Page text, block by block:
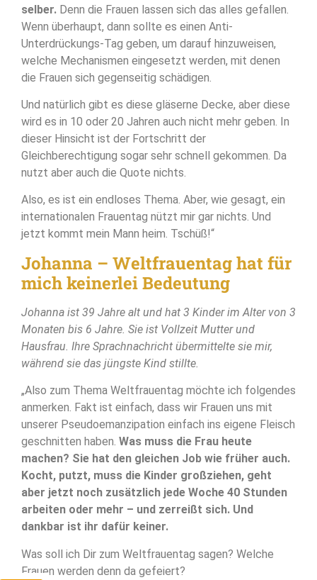
selber. Denn die Frauen lassen sich das alles gefallen.
Wenn überhaupt, dann sollte es einen Anti-
Unterdrückungs-Tag geben, um darauf hinzuweisen,
welche Mechanismen eingesetzt werden, mit denen
die Frauen sich gegenseitig schädigen.
Und natürlich gibt es diese gläserne Decke, aber diese
wird es in 10 oder 20 Jahren auch nicht mehr geben. In
dieser Hinsicht ist der Fortschritt der
Gleichberechtigung sogar sehr schnell gekommen. Da
nutzt aber auch die Quote nichts.
Also, es ist ein endloses Thema. Aber, wie gesagt, ein
internationalen Frauentag nützt mir gar nichts. Und
jetzt kommt mein Mann heim. Tschüß!“
Johanna – Weltfrauentag hat für
mich keinerlei Bedeutung
Johanna ist 39 Jahre alt und hat 3 Kinder im Alter von 3
Monaten bis 6 Jahre. Sie ist Vollzeit Mutter und
Hausfrau. Ihre Sprachnachricht übermittelte sie mir,
während sie das jüngste Kind stillte.
„Also zum Thema Weltfrauentag möchte ich folgendes
anmerken. Fakt ist einfach, dass wir Frauen uns mit
unserer Pseudoemanzipation einfach ins eigene Fleisch
geschnitten haben. Was muss die Frau heute
machen? Sie hat den gleichen Job wie früher auch.
Kocht, putzt, muss die Kinder großziehen, geht
aber jetzt noch zusätzlich jede Woche 40 Stunden
arbeiten oder mehr – und zerreißt sich. Und
dankbar ist ihr dafür keiner.
Was soll ich Dir zum Weltfrauentag sagen? Welche
Frauen werden denn da gefeiert?